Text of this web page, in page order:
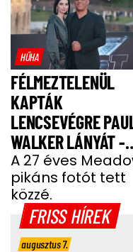
HŰHA
FÉLMEZTELENÜL
KAPTÁK
LENCSEVÉGRE
WALKER LÁNYÁT -
FOTÓ
A 27 éves
pikáns fotót tett
közzé.
FRISS HÍREK
augusztus 7.